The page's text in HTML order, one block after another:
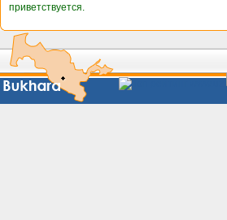
приветствуется.